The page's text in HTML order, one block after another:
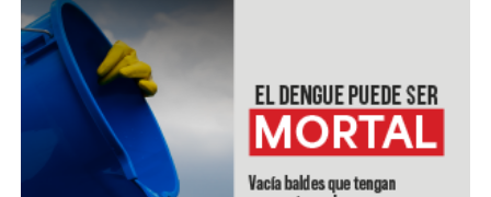
DON'T MISS
Anonymous acusa a Tik Tok de ser una app espía del
gobierno chino